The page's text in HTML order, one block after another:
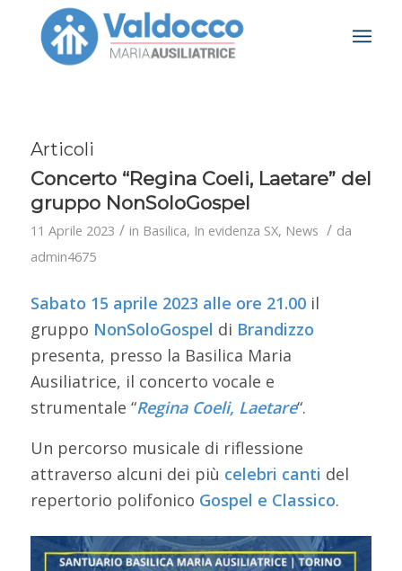
Articoli
Concerto “Regina Coeli, Laetare” del
gruppo NonSoloGospel
11 Aprile 2023 / in Basilica, In evidenza SX, News / da
admin4675
Sabato 15 aprile 2023 alle ore 21.00il
gruppo NonSoloGospel di Brandizzo
presenta, presso la Basilica Maria
Ausiliatrice, il concerto vocale e
strumentale “Regina Coeli, Laetare“.
Un percorso musicale di riflessione
attraverso alcuni dei più celebri canti del
repertorio polifonico Gospel e Classico.